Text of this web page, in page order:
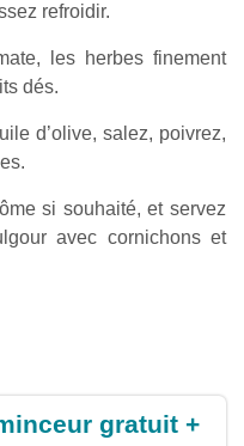
refroidir.
les herbes finement
dés.
d’olive, salez, poivrez,
si souhaité, et servez
avec cornichons et
gratuit +